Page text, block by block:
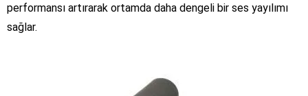
performansı artırarak ortamda daha dengeli bir ses yayılımı
sağlar.